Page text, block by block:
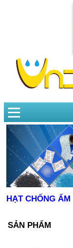
HẠT CHỐNG ẨM
SẢN PHẨM